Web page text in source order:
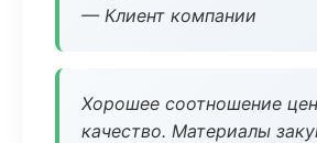
— Клиент компании
Хорошее соотношение
качество. Материалы